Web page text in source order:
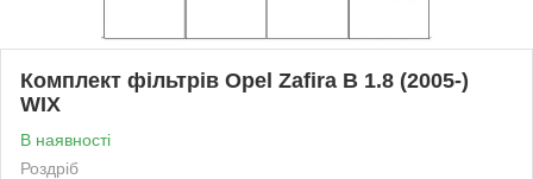
Комплект фільтрів Opel Zafira B 1.8 (2005-)
WIX
В наявності
Роздріб